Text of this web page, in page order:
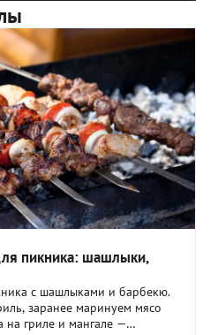
пикника: шашлыки,
с шашлыками и барбекю.